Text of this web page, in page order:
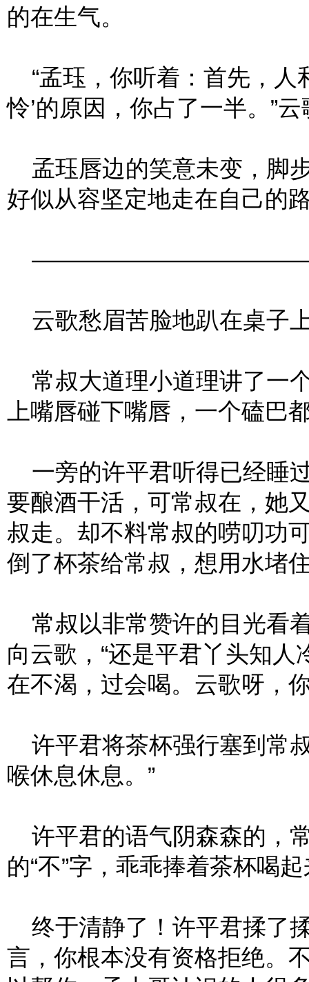
的在生气。
“孟珏，你听着：首先，人
怜’的原因，你占了一半。”
孟珏唇边的笑意未变，脚
好似从容坚定地走在自己的
云歌愁眉苦脸地趴在桌子
常叔大道理小道理讲了一
上嘴唇碰下嘴唇，一个磕巴
一旁的许平君听得已经睡
要酿酒干活，可常叔在，她
叔走。却不料常叔的唠叨功
倒了杯茶给常叔，想用水堵
常叔以非常赞许的目光看
向云歌，“还是平君丫头知
在不渴，过会喝。云歌呀，
许平君将茶杯强行塞到常
喉休息休息。”
许平君的语气阴森森的，
的“不”字，乖乖捧着茶杯喝
终于清静了！许平君揉了
言，你根本没有资格拒绝。